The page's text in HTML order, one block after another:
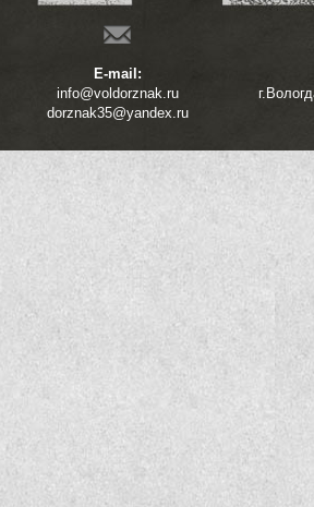
E-mail:
info@voldorznak.ru
dorznak35@yandex.ru